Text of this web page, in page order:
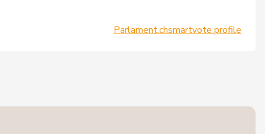
Parlament.chsmartvote profile